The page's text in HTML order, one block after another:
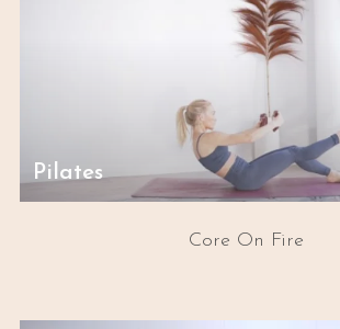
Pilates
Core On Fire